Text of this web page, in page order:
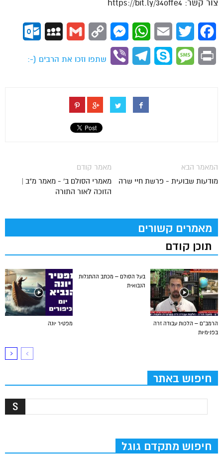
צור קשר: https://bit.ly/34offe4
Facebook
Twitter
Email
WhatsApp
Messenger
Copy
Gmail
MySpace
Print
Message
Skype
Telegram
Viber
שתפו וזכו את הרבים (-:
מאמר קודם
מאמרי הסולם ב' - מאמר מ"ב |
הזוכה לאור התורה
המאמר הבא
מודעות שבועית - פרשת חיי שרה
מאמרים קשורים
תוכן קודם
מפטיר יונה
בעל הסולם – מכתב ההתגלות
הנבואית
הרמב”ם – הלכות עבודה זרה
בפנימיות
חיפוש באתר
חיפוש מתקדם גוגל